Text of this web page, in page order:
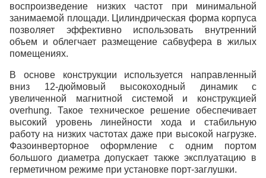
воспроизведение низких частот при минимальной
занимаемой площади. Цилиндрическая форма корпуса
позволяет эффективно использовать внутренний
объем и облегчает размещение сабвуфера в жилых
помещениях.
В основе конструкции используется направленный
вниз 12-дюймовый высокоходный динамик с
увеличенной магнитной системой и конструкцией
overhung. Такое техническое решение обеспечивает
высокий уровень линейности хода и стабильную
работу на низких частотах даже при высокой нагрузке.
Фазоинверторное оформление с одним портом
большого диаметра допускает также эксплуатацию в
герметичном режиме при установке порт-заглушки.